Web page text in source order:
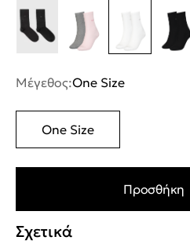
Μέγεθος:One Size
One Size
Προσθήκη
Σχετικά